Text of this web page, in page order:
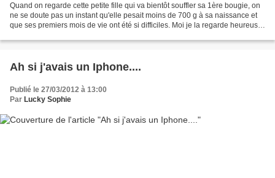
Quand on regarde cette petite fille qui va bientôt souffler sa 1ère bougie, on
ne se doute pas un instant qu'elle pesait moins de 700 g à sa naissance et
que ses premiers mois de vie ont été si difficiles. Moi je la regarde heureuse
Ah si j'avais un Iphone....
Publié le 27/03/2012 à 13:00
Par Lucky Sophie